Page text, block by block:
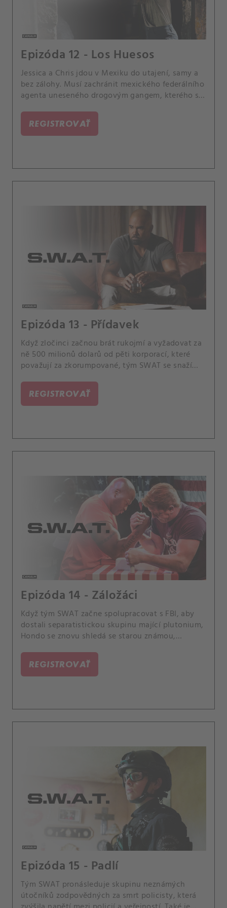
Epizóda 12 - Los Huesos
Jessica a Chris jdou v Mexiku do utajení, samy a
bez zálohy. Musí zachránit mexického federálního
agenta uneseného drogovým gangem, kterého se
REGISTROVAŤ
Epizóda 13 - Přídavek
Když zločinci začnou brát rukojmí a vyžadovat za
ně 500 milionů dolarů od pěti korporací, které
považují za zkorumpované, tým SWAT se snaží
několika měsíci. Také Hondovy emoční problémy
začnou ovlivňovat velení jeho týmu.
REGISTROVAŤ
Epizóda 14 - Záložáci
Když tým SWAT začne spolupracovat s FBI, aby
dostali separatistickou skupinu mající plutonium,
Hondo se znovu shledá se starou známou,
SWAT bojí, že prohrají v letošní charitativní
soutěži výkonných jednotek proti losangeleským
REGISTROVAŤ
Epizóda 15 - Padlí
Tým SWAT pronásleduje skupinu neznámých
útočníků zodpovědných za smrt policisty, která